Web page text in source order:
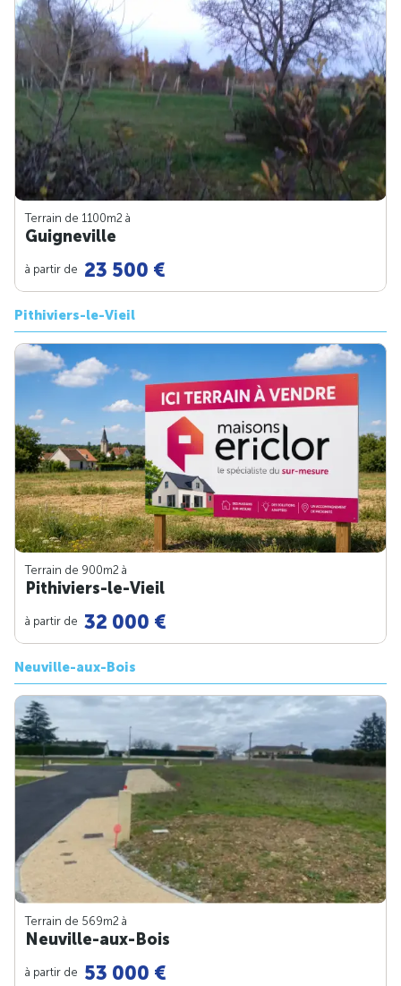
Terrain de 1100m2 à
Guigneville
à partir de 23 500 €
Pithiviers-le-Vieil
Terrain de 900m2 à
Pithiviers-le-Vieil
à partir de 32 000 €
Neuville-aux-Bois
Terrain de 569m2 à
Neuville-aux-Bois
à partir de 53 000 €